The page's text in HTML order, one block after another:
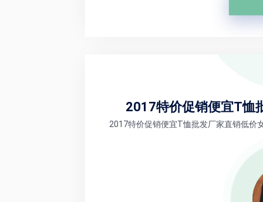
2017特价促销便宜T恤
2017特价促销便宜T恤批发厂家直销低价